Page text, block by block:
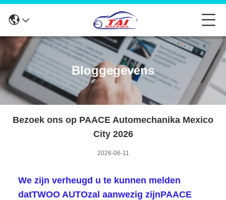
Bloggegevens
Bezoek ons ​​op PAACE Automechanika Mexico
City 2026
2026-06-11
We zijn verheugd u te kunnen melden
datTWOO AUTOzal aanwezig zijnPAACE